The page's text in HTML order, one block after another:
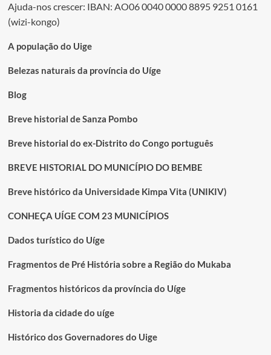
“Os
guerreiros
giz
ao
Ajuda-nos crescer: IBAN: AO06 0040 0000 8895 9251 0161
(wizi-kongo)
A população do Uige
Belezas naturais da província do Uíge
Blog
Breve historial de Sanza Pombo
Breve historial do ex-Distrito do Congo português
BREVE HISTORIAL DO MUNICÍPIO DO BEMBE
Breve histórico da Universidade Kimpa Vita (UNIKIV)
CONHEÇA UÍGE COM 23 MUNICÍPIOS
Dados turístico do Uíge
Fragmentos de Pré História sobre a Região do Mukaba
Fragmentos históricos da província do Uíge
Historia da cidade do uíge
Histórico dos Governadores do Uige